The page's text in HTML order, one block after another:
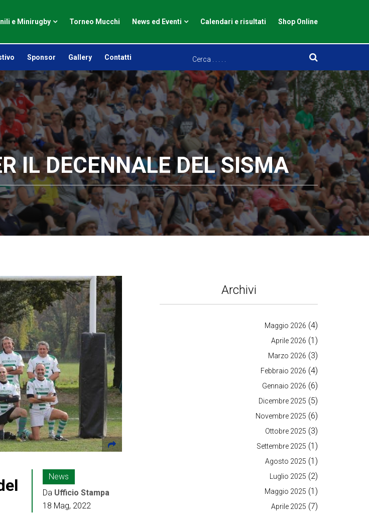
e Minirugby Torneo Mucchi News ed Eventi Calendari e risultati Shop Online
Sponsor Gallery Contatti
IL DECENNALE DEL SISMA
News
Da Ufficio Stampa
18 Mag, 2022
Archivi
Maggio 2026 (4)
Aprile 2026 (1)
Marzo 2026 (3)
Febbraio 2026 (4)
Gennaio 2026 (6)
Dicembre 2025 (5)
Novembre 2025 (6)
Ottobre 2025 (3)
Settembre 2025 (1)
Agosto 2025 (1)
Luglio 2025 (2)
Maggio 2025 (1)
Aprile 2025 (7)